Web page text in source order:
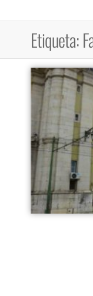
Etiqueta: